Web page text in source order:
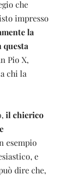
che
impresso
la
questa
Pio X,
chi la
il chierico
esempio
e
dire che,